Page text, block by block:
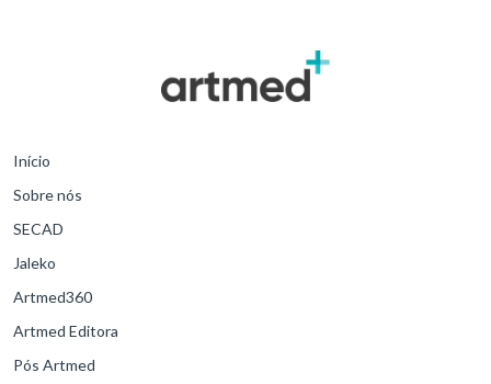
Início
Sobre nós
SECAD
Jaleko
Artmed360
Artmed Editora
Pós Artmed